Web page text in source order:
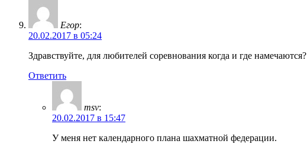
Егор:
20.02.2017 в 05:24
Здравствуйте, для любителей соревнования когда и где намечаются?
Ответить
msv:
20.02.2017 в 15:47
У меня нет календарного плана шахматной федерации.